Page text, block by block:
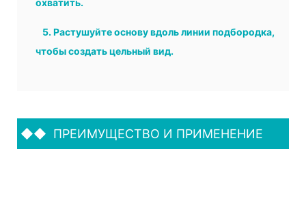
5.Растушуйте основу вдоль линии подбородка,
чтобы создать цельный вид.
◆◆ ПРЕИМУЩЕСТВО И ПРИМЕНЕНИЕ